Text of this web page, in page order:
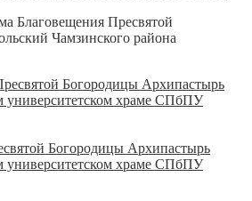
Благовещения Пресвятой
Чамзинского района
Богородицы Архипастырь
университетском храме СПбПУ